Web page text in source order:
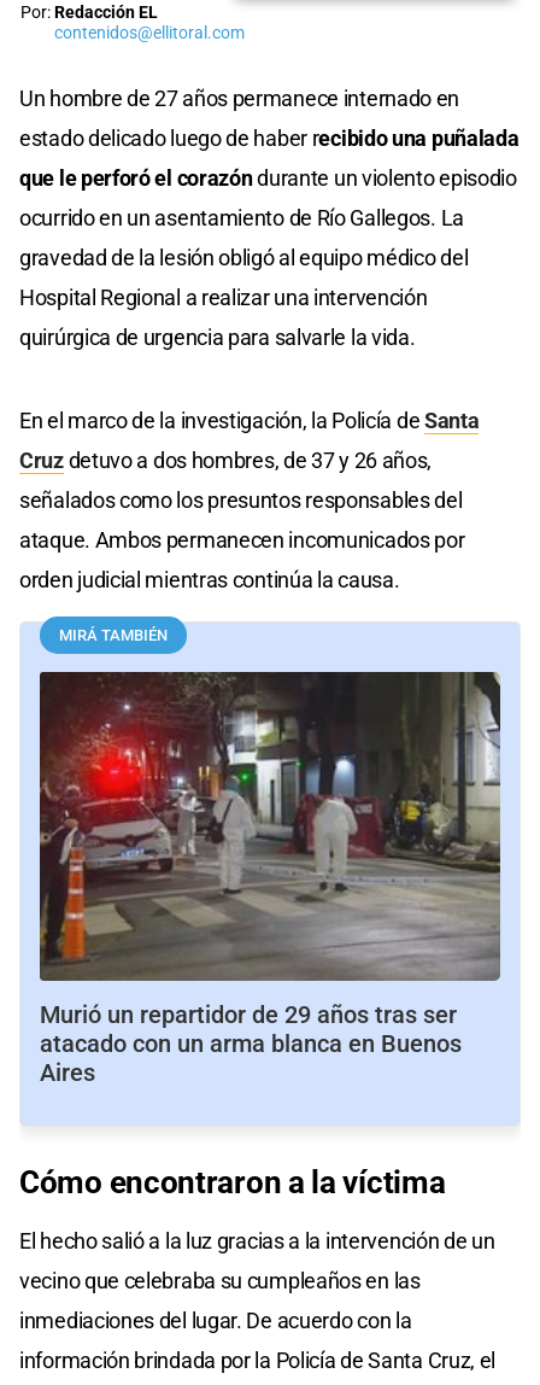
Por:Redacción EL
contenidos@ellitoral.com
Un hombre de 27 años permanece internado en
estado delicado luego de haber recibido una puñalada
que le perforó el corazóndurante un violento episodio
ocurrido en un asentamiento de Río Gallegos. La
gravedad de la lesión obligó al equipo médico del
Hospital Regional a realizar una intervención
quirúrgica de urgencia para salvarle la vida.
En el marco de la investigación, la Policía deSanta
Cruzdetuvo a dos hombres, de 37 y 26 años,
señalados como los presuntos responsables del
ataque. Ambos permanecen incomunicados por
orden judicial mientras continúa la causa.
MIRÁ TAMBIÉN
Murió un repartidor de 29 años tras ser
atacado con un arma blanca en Buenos
Aires
Cómo encontraron a la víctima
El hecho salió a la luz gracias a la intervención de un
vecino que celebraba su cumpleaños en las
inmediaciones del lugar. De acuerdo con la
información brindada por la Policía de Santa Cruz, el